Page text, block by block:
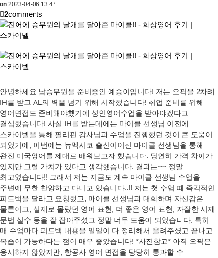
on 2023-04-06 13:47
2comments
안녕하세요 남승무원을 준비중인 예승이입니다! 저는 오픽을 2차례
IH를 받고 AL의 벽을 넘기 위해 시작했습니다! 취업 준비를 위해
영어면접도 준비해야했기에 성인영어수업을 받아야겠다고
결심했습니다! 사실 IH를 받는데에는 마이클 선생님 이전에
스카이벨을 통해 필리핀 강사님과 수업을 진행했던 것이 큰 도움이
되었기에, 이번에는 뉴멕시코 출신이이신 마이클 선생님을 통해
완전 미국영어를 제대로 배워보고자 했습니다. 당연히 가격 차이가
있지만 그럴 가치가 있다고 생각했습니다. 결과는~~ 정말
최고였습니다!! 그래서 저는 지금도 계속 마이클 선생님 수업을
주변에 무한 찬양하고 다니고 있습니다..!! 저는 첫 수업 때 즉각적인
피드백을 달라고 요청했고, 마이클 선생님과 대화하며 자신감은
물론이고, 실제로 몰랐던 영어 표현, 더 좋은 영어 표현, 자잘한 시제
문법 실수 등을 잘 잡아주셨고 정말 너무 도움이 되었습니다. 특히
매 수업마다 피드백 내용을 일일이 다 정리해서 올려주셨고 끝나고
복습이 가능하다는 점이 매우 좋았습니다! *사진참고* 아직 오픽은
응시하지 않았지만, 항공사 영어 면접을 당당히 통과할 수